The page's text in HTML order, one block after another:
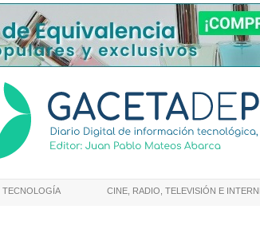
TECNOLOGÍA CINE, RADIO, TELEVISIÓN E